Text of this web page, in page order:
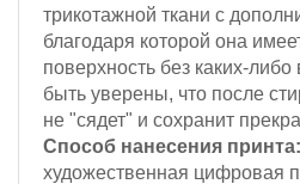
трикотажной ткани с
благодаря которой она
поверхность без каких-
быть уверены, что после
не "сядет" и сохранит
Способ нанесения принта:
художественная цифровая